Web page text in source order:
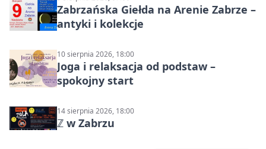
Zabrzańska Giełda na Arenie Zabrze –
antyki i kolekcje
10 sierpnia 2026, 18:00
Joga i relaksacja od podstaw –
spokojny start
14 sierpnia 2026, 18:00
ℤ w Zabrzu